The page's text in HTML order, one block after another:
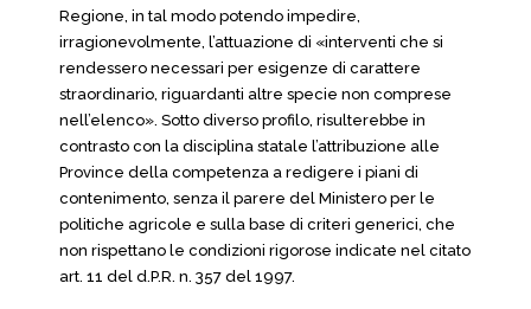
Regione, in tal modo potendo impedire,
irragionevolmente, l’attuazione di «interventi che si
rendessero necessari per esigenze di carattere
straordinario, riguardanti altre specie non comprese
nell’elenco». Sotto diverso profilo, risulterebbe in
contrasto con la disciplina statale l’attribuzione alle
Province della competenza a redigere i piani di
contenimento, senza il parere del Ministero per le
politiche agricole e sulla base di criteri generici, che
non rispettano le condizioni rigorose indicate nel citato
art. 11 del d.P.R. n. 357 del 1997.